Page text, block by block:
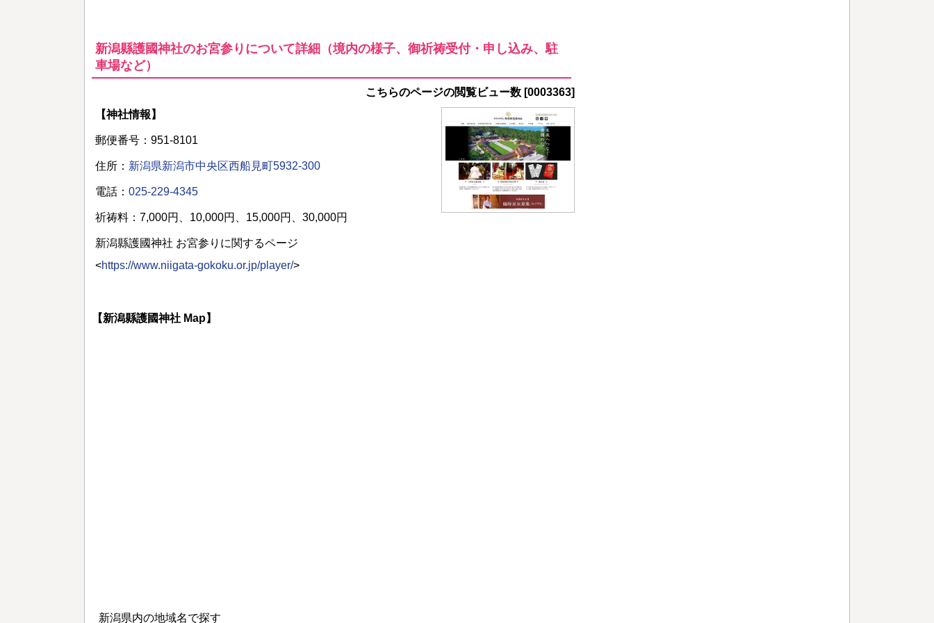
新潟縣護國神社のお宮参りについて詳細（境内の様子、御祈祷受付・申し込み、駐
車場など）
こちらのページの閲覧ビュー数 [0003363]
【神社情報】
郵便番号：951-8101
住所： 新潟県新潟市中央区西船見町5932-300
電話： 025-229-4345
祈祷料：7,000円、10,000円、15,000円、30,000円
新潟縣護國神社 お宮参りに関するページ
<https://www.niigata-gokoku.or.jp/player/>
【新潟縣護國神社 Map】
新潟県内の地域名で探す